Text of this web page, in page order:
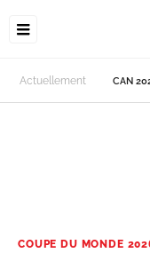
Actuellement CAN
COUPE DU MONDE